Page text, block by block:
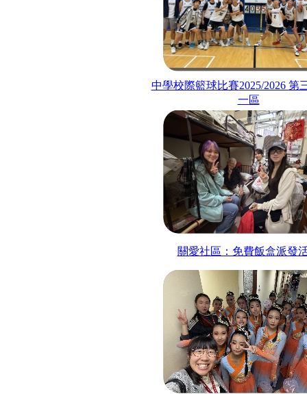
中學校際籃球比賽2025/2026 第
一區
關愛社區：免費飯盒派發